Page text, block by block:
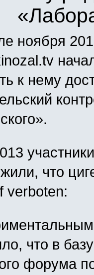
ноября
к нему
что
verboten:
что в
форума